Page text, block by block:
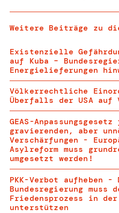
Weitere Beiträge zu
Existenzielle
auf Kuba –
Energielieferungen
Völkerrechtliche
Überfalls der USA auf
GEAS-
gravierenden, aber
Verschärfungen -
Asylreform muss
umgesetzt werden!
PKK-Verbot aufheben -
Bundesregierung muss
Friedensprozess in
unterstützen